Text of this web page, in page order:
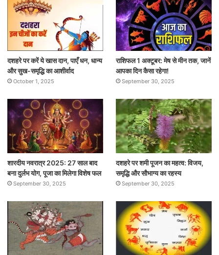
दशहरे पर करें ये खास दान, पाएँ धन, धान्य
और सुख-समृद्धि का आशीर्वाद
October 1, 2025
राशिफल 1 अक्टूबर: मेष से मीन तक, जानें
आपका दिन कैसा रहेगा!
September 30, 2025
शारदीय नवरात्र 2025: 27 साल बाद
बना दुर्लभ योग, पूजा का मिलेगा विशेष फल
September 30, 2025
दशहरे पर शमी पूजन का महत्व: विजय,
समृद्धि और सौभाग्य का रहस्य
September 30, 2025